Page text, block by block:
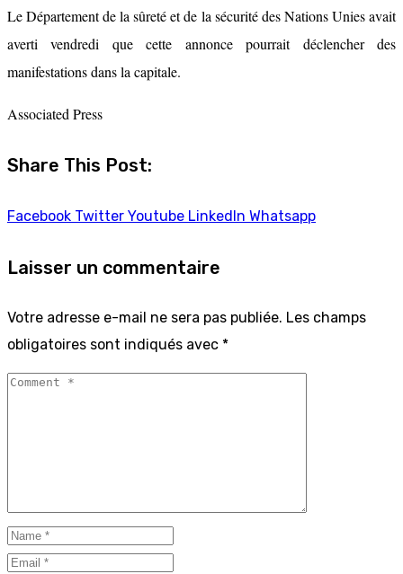
Le Département de la sûreté et de la sécurité des Nations Unies avait
averti vendredi que cette annonce pourrait déclencher des
manifestations dans la capitale.
Associated Press
Share This Post:
Facebook Twitter Youtube LinkedIn Whatsapp
Laisser un commentaire
Votre adresse e-mail ne sera pas publiée. Les champs
obligatoires sont indiqués avec *